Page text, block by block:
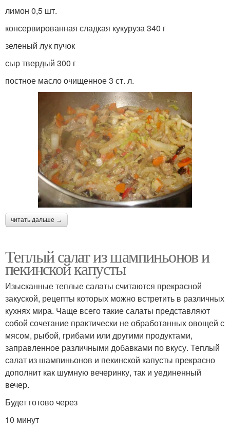
лимон 0,5 шт.
консервированная сладкая кукуруза 340 г
зеленый лук пучок
сыр твердый 300 г
постное масло очищенное 3 ст. л.
читать дальше →
Теплый салат из шампиньонов и
пекинской капусты
Изысканные теплые салаты считаются прекрасной
закуской, рецепты которых можно встретить в различных
кухнях мира. Чаще всего такие салаты представляют
собой сочетание практически не обработанных овощей с
мясом, рыбой, грибами или другими продуктами,
заправленное различными добавками по вкусу. Теплый
салат из шампиньонов и пекинской капусты прекрасно
дополнит как шумную вечеринку, так и уединенный
вечер.
Будет готово через
10 минут